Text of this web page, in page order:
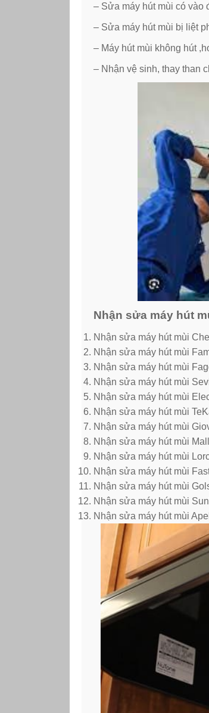
– Sửa máy hút mùi có vào
– Sửa máy hút mùi bị liệt
– Máy hút mùi không hút
– Nhận vệ sinh, thay than
Nhận sửa máy hút
Nhận sửa máy hút mùi
Nhận sửa máy hút mùi
Nhận sửa máy hút mùi
Nhận sửa máy hút mùi
Nhận sửa máy hút mùi
Nhận sửa máy hút mùi
Nhận sửa máy hút mùi
Nhận sửa máy hút mùi
Nhận sửa máy hút mùi
Nhận sửa máy hút mùi
Nhận sửa máy hút mùi
Nhận sửa máy hút mùi
Nhận sửa máy hút mùi